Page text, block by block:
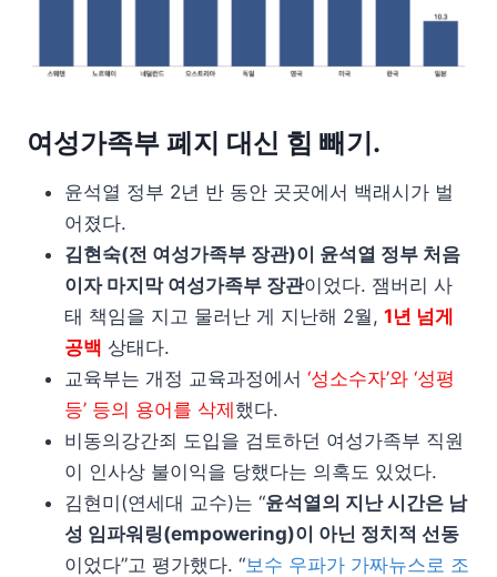
여성가족부 폐지 대신 힘 빼기.
윤석열 정부 2년 반 동안 곳곳에서 백래시가 벌
어졌다.
김현숙(전 여성가족부 장관)이 윤석열 정부 처음
이자 마지막 여성가족부 장관이었다. 잼버리 사
태 책임을 지고 물러난 게 지난해 2월, 1년 넘게
공백 상태다.
교육부는 개정 교육과정에서 ‘성소수자’와 ‘성평
등’ 등의 용어를 삭제 했다.
비동의강간죄 도입을 검토하던 여성가족부 직원
이 인사상 불이익을 당했다는 의혹도 있었다.
김현미(연세대 교수)는 “윤석열의 지난 시간은 남
성 임파워링(empowering)이 아닌 정치적 선동
이었다”고 평가했다. “보수 우파가 가짜뉴스로 조